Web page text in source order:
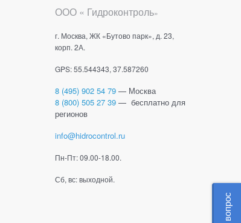
ООО « Гидроконтроль»
г. Москва, ЖК «Бутово парк», д. 23,
корп. 2А.
GPS: 55.544343, 37.587260
8 (495) 902 54 79 — Москва
8 (800) 505 27 39 — бесплатно для
регионов
info@hidrocontrol.ru
Пн-Пт: 09.00-18.00.
Сб, вс: выходной.